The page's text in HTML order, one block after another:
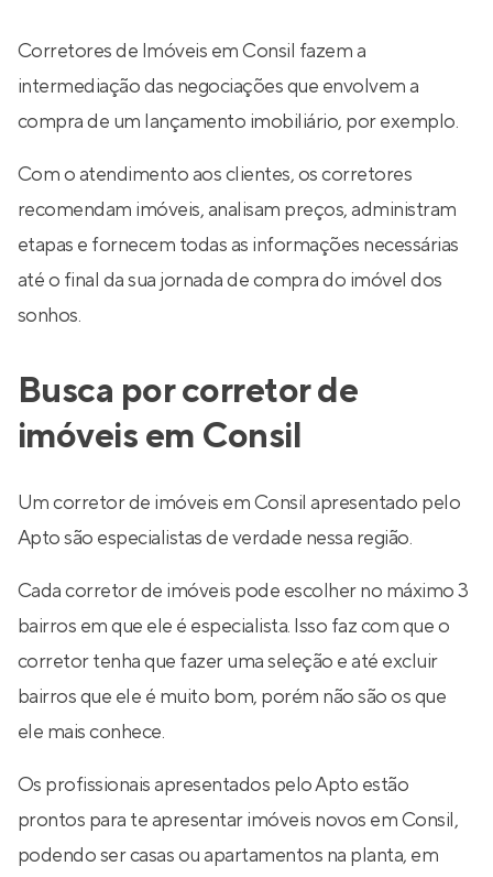
Corretores de Imóveis em Consil fazem a
intermediação das negociações que envolvem a
compra de um lançamento imobiliário, por exemplo.
Com o atendimento aos clientes, os corretores
recomendam imóveis, analisam preços, administram
etapas e fornecem todas as informações necessárias
até o final da sua jornada de compra do imóvel dos
sonhos.
Busca por corretor de
imóveis em Consil
Um corretor de imóveis em Consil apresentado pelo
Apto são especialistas de verdade nessa região.
Cada corretor de imóveis pode escolher no máximo 3
bairros em que ele é especialista. Isso faz com que o
corretor tenha que fazer uma seleção e até excluir
bairros que ele é muito bom, porém não são os que
ele mais conhece.
Os profissionais apresentados pelo Apto estão
prontos para te apresentar imóveis novos em Consil,
podendo ser casas ou apartamentos na planta, em